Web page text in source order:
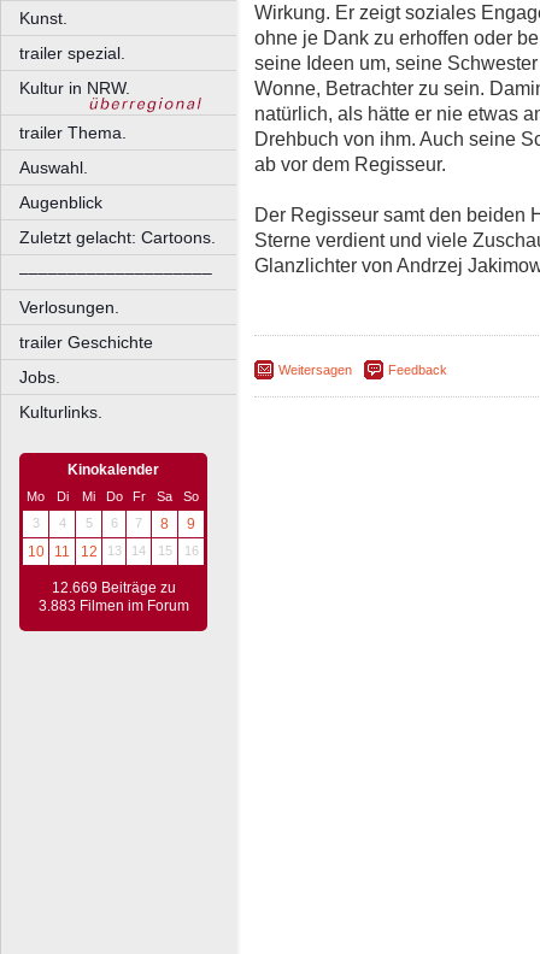
Kunst.
trailer spezial.
Kultur in NRW.
trailer Thema.
Auswahl.
Augenblick
Zuletzt gelacht: Cartoons.
––––––––––––––––––––
Verlosungen.
trailer Geschichte
Jobs.
Kulturlinks.
Kinokalender
Mo Di Mi Do Fr Sa
So
3
4 5 6 7 8
9
10
11 12 13 14 15 16
12.669 Beiträge zu
3.883 Filmen im Forum
Wirkung. Er zeigt soziales
ohne je Dank zu erhoffen oder
seine Ideen um, seine
Wonne, Betrachter zu sein.
natürlich, als hätte er nie etwas
Drehbuch von ihm. Auch seine
ab vor dem Regisseur.
Der Regisseur samt den beiden
Sterne verdient und viele
Glanzlichter von Andrzej
Weitersagen Feedback